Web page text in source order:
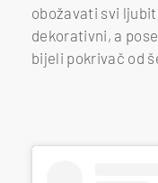
obožavati svi
dekorativni, a
bijeli pokrivač od